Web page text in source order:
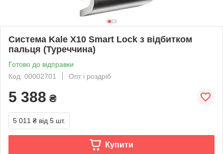
Система Kale X10 Smart Lock з відбитком
пальця (Туреччина)
Готово до відправки
Код: 00002701
Опт і роздріб
5 388 ₴
5 011 ₴ від 5 шт.
Купити